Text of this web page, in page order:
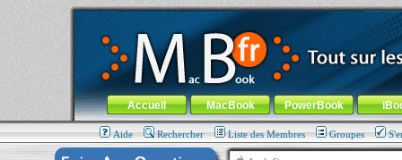
MacBook-fr.com : 100% Apple... 100% nomade !
Aller au contenu-Aller au menu général-Aller au menu de
Menu général
Accueil MacBook PowerBook
Aide Rechercher Liste des Membres Groupes